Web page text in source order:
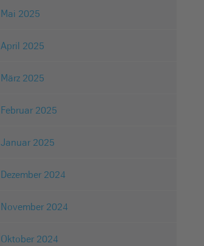
Mai 2025
April 2025
März 2025
Februar 2025
Januar 2025
Dezember 2024
November 2024
Oktober 2024